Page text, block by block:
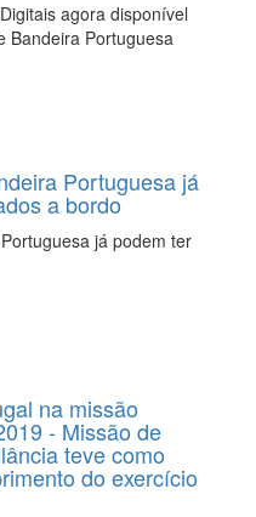
agora disponível
Bandeira Portuguesa
Portuguesa já
a bordo
já podem ter
na missão
- Missão de
teve como
do exercício